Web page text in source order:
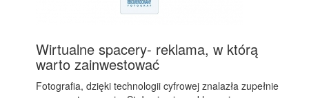
Wirtualne spacery- reklama, w którą
warto zainwestować
Fotografia, dzięki technologii cyfrowej znalazła zupełnie